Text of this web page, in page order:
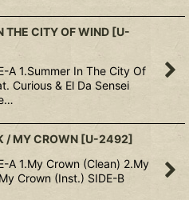
THE CITY OF WIND [U-
A 1.Summer In The City Of
Curious & El Da Sensei
/ MY CROWN [U-2492]
A 1.My Crown (Clean) 2.My
Crown (Inst.) SIDE-B